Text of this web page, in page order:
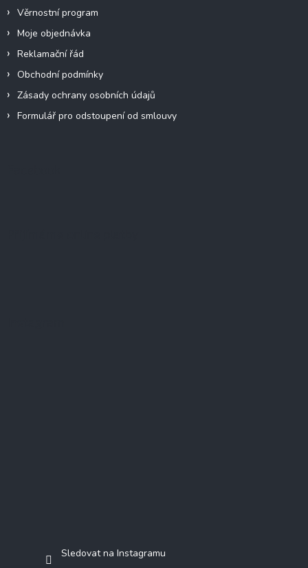
Věrnostní program
Moje objednávka
Reklamační řád
Obchodní podmínky
Zásady ochrany osobních údajů
Formulář pro odstoupení od smlouvy
Sledovat na Instagramu